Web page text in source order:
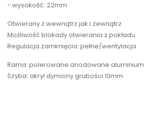
- wysokość: 22mm
Otwierany z wewnątrz jak i zewnątrz
Możliwość blokady otwierania z pokładu
Regulacja zamknięcia: pełne/wentylacja
Rama: polerowane anodowane aluminium
Szyba: akryl dymiony grubości 10mm